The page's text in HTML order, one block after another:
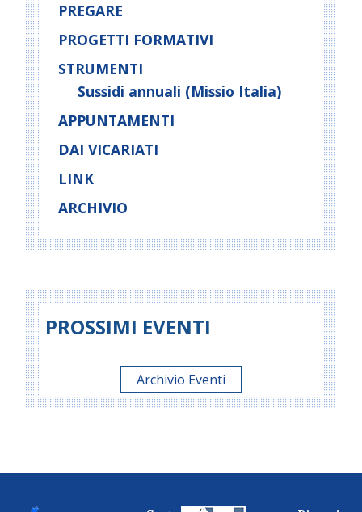
PREGARE
PROGETTI FORMATIVI
STRUMENTI
Sussidi annuali (Missio Italia)
APPUNTAMENTI
DAI VICARIATI
LINK
ARCHIVIO
PROSSIMI EVENTI
Archivio Eventi